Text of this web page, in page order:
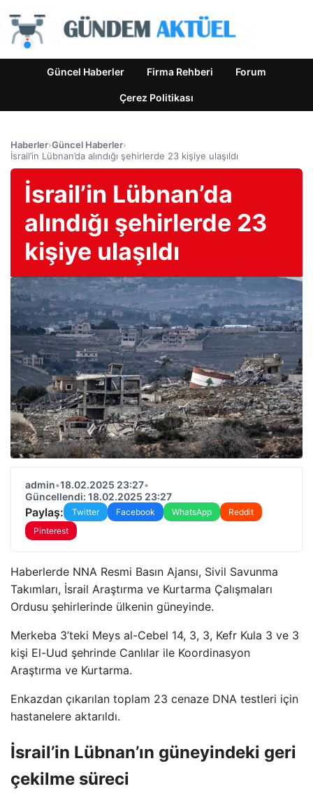
Güncel Haberler Firma Rehberi Forum
Çerez Politikası
Haberler›Güncel Haberler›
İsrail’in Lübnan’da alındığı şehirlerde 23 kişiye ulaşıldı
İsrail’in Lübnan’da
alındığı şehirlerde 23
kişiye ulaşıldı
admin•18.02.2025 23:27•
Güncellendi: 18.02.2025 23:27
Paylaş: Twitter Facebook WhatsApp
Reddit
Pinterest
Haberlerde NNA Resmi Basın Ajansı, Sivil Savunma
Takımları, İsrail Araştırma ve Kurtarma Çalışmaları
Ordusu şehirlerinde ülkenin güneyinde.
Merkeba 3’teki Meys al-Cebel 14, 3, 3, Kefr Kula 3 ve 3
kişi El-Uud şehrinde Canlılar ile Koordinasyon
Araştırma ve Kurtarma.
Enkazdan çıkarılan toplam 23 cenaze DNA testleri için
hastanelere aktarıldı.
İsrail’in Lübnan’ın güneyindeki geri
çekilme süreci